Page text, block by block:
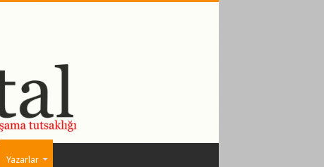
Yazarlar